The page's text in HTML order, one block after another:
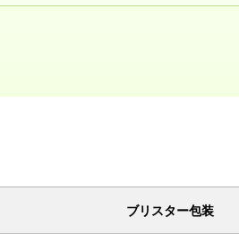
ブリスター包装